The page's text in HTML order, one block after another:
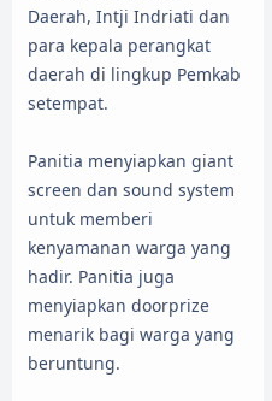
Daerah, Intji Indriati dan
para kepala perangkat
daerah di lingkup Pemkab
setempat.
Panitia menyiapkan giant
screen dan sound system
untuk memberi
kenyamanan warga yang
hadir. Panitia juga
menyiapkan doorprize
menarik bagi warga yang
beruntung.